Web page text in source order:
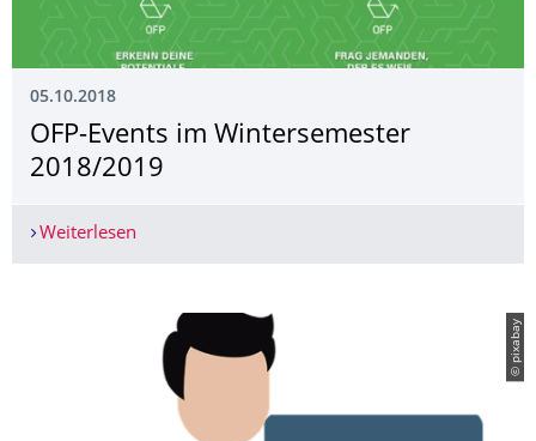
05.10.2018
OFP-Events im Wintersemester
2018/2019
Weiterlesen
© pixabay